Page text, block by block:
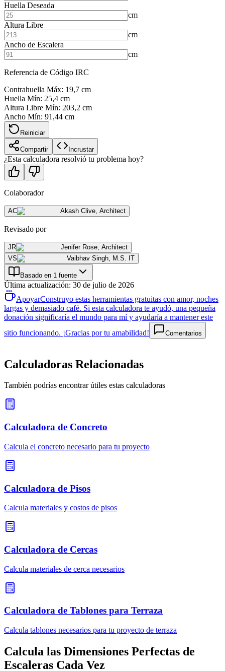
Huella Deseada
cm
Altura Libre
cm
Ancho de Escalera
cm
Referencia de Código IRC
Contrahuella Máx: 19,7 cm
Huella Mín: 25,4 cm
Altura Libre Mín: 203,2 cm
Ancho Mín: 91,44 cm
Reiniciar
Compartir Incrustar
¿Esta calculadora resolvió tu problema hoy?
Colaborador
AC Akash Clive Architect
Revisado por
JR Jenifer Rose Architect
VS
Vaibhav Singh M.S. IT
Basado en 1 fuente
Última actualización: 30 de julio de 2026
ApoyarConstruyo estas herramientas gratuitas con amor, noches
largas y demasiado café. Si esta calculadora te ayudó, una pequeña
donación significaría el mundo para mí y ayudaría a mantener este
sitio funcionando. ¡Gracias por tu amabilidad!
Comentarios
Calculadoras Relacionadas
También podrías encontrar útiles estas calculadoras
Calculadora de Concreto
Calcula el concreto necesario para tu proyecto
Calculadora de Pisos
Calcula materiales y costos de pisos
Calculadora de Cercas
Calcula materiales de cerca necesarios
Calculadora de Tablones para Terraza
Calcula tablones necesarios para tu proyecto de terraza
Calcula las Dimensiones Perfectas de
Escaleras Cada Vez